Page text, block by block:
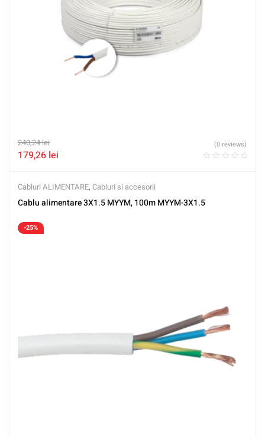
240,24lei
179,26 lei
(0 reviews)
Cabluri ALIMENTARE, Cabluri si accesorii
Cablu alimentare 3X1.5 MYYM, 100m MYYM-3X1.5
-25%